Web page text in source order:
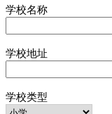
学校名称
学校地址
学校类型